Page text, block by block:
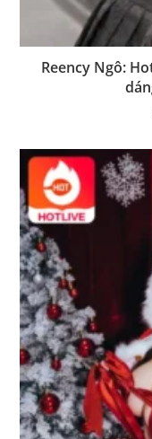
Reency Ngô: